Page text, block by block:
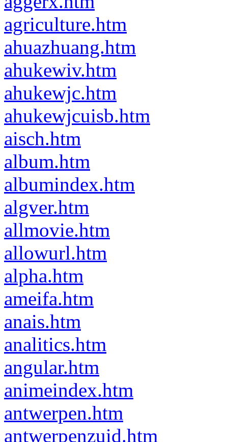
agriculture.htm
ahuazhuang.htm
ahukewiv.htm
ahukewjc.htm
ahukewjcuisb.htm
aisch.htm
album.htm
albumindex.htm
algver.htm
allmovie.htm
allowurl.htm
alpha.htm
ameifa.htm
anais.htm
analitics.htm
angular.htm
animeindex.htm
antwerpen.htm
antwerpenzuid.htm